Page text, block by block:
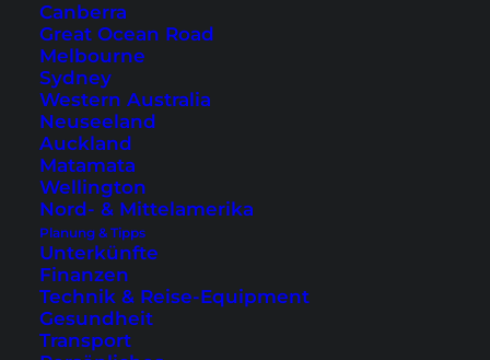
Canberra
Great Ocean Road
Melbourne
Sydney
Western Australia
Neuseeland
Auckland
Matamata
Wellington
Nord- & Mittelamerika
Planung & Tipps
Unterkünfte
Finanzen
Technik & Reise-Equipment
Gesundheit
Transport
10 Dinge, die du in
Shanghai nicht verpassen
solltest
Shanghai ist aufregend und kontrastreich.
Entdecke hier tolle Tipps und
Sehenswürdigkeiten für Shanghai wie das
Wahrzeichen: den Bund.